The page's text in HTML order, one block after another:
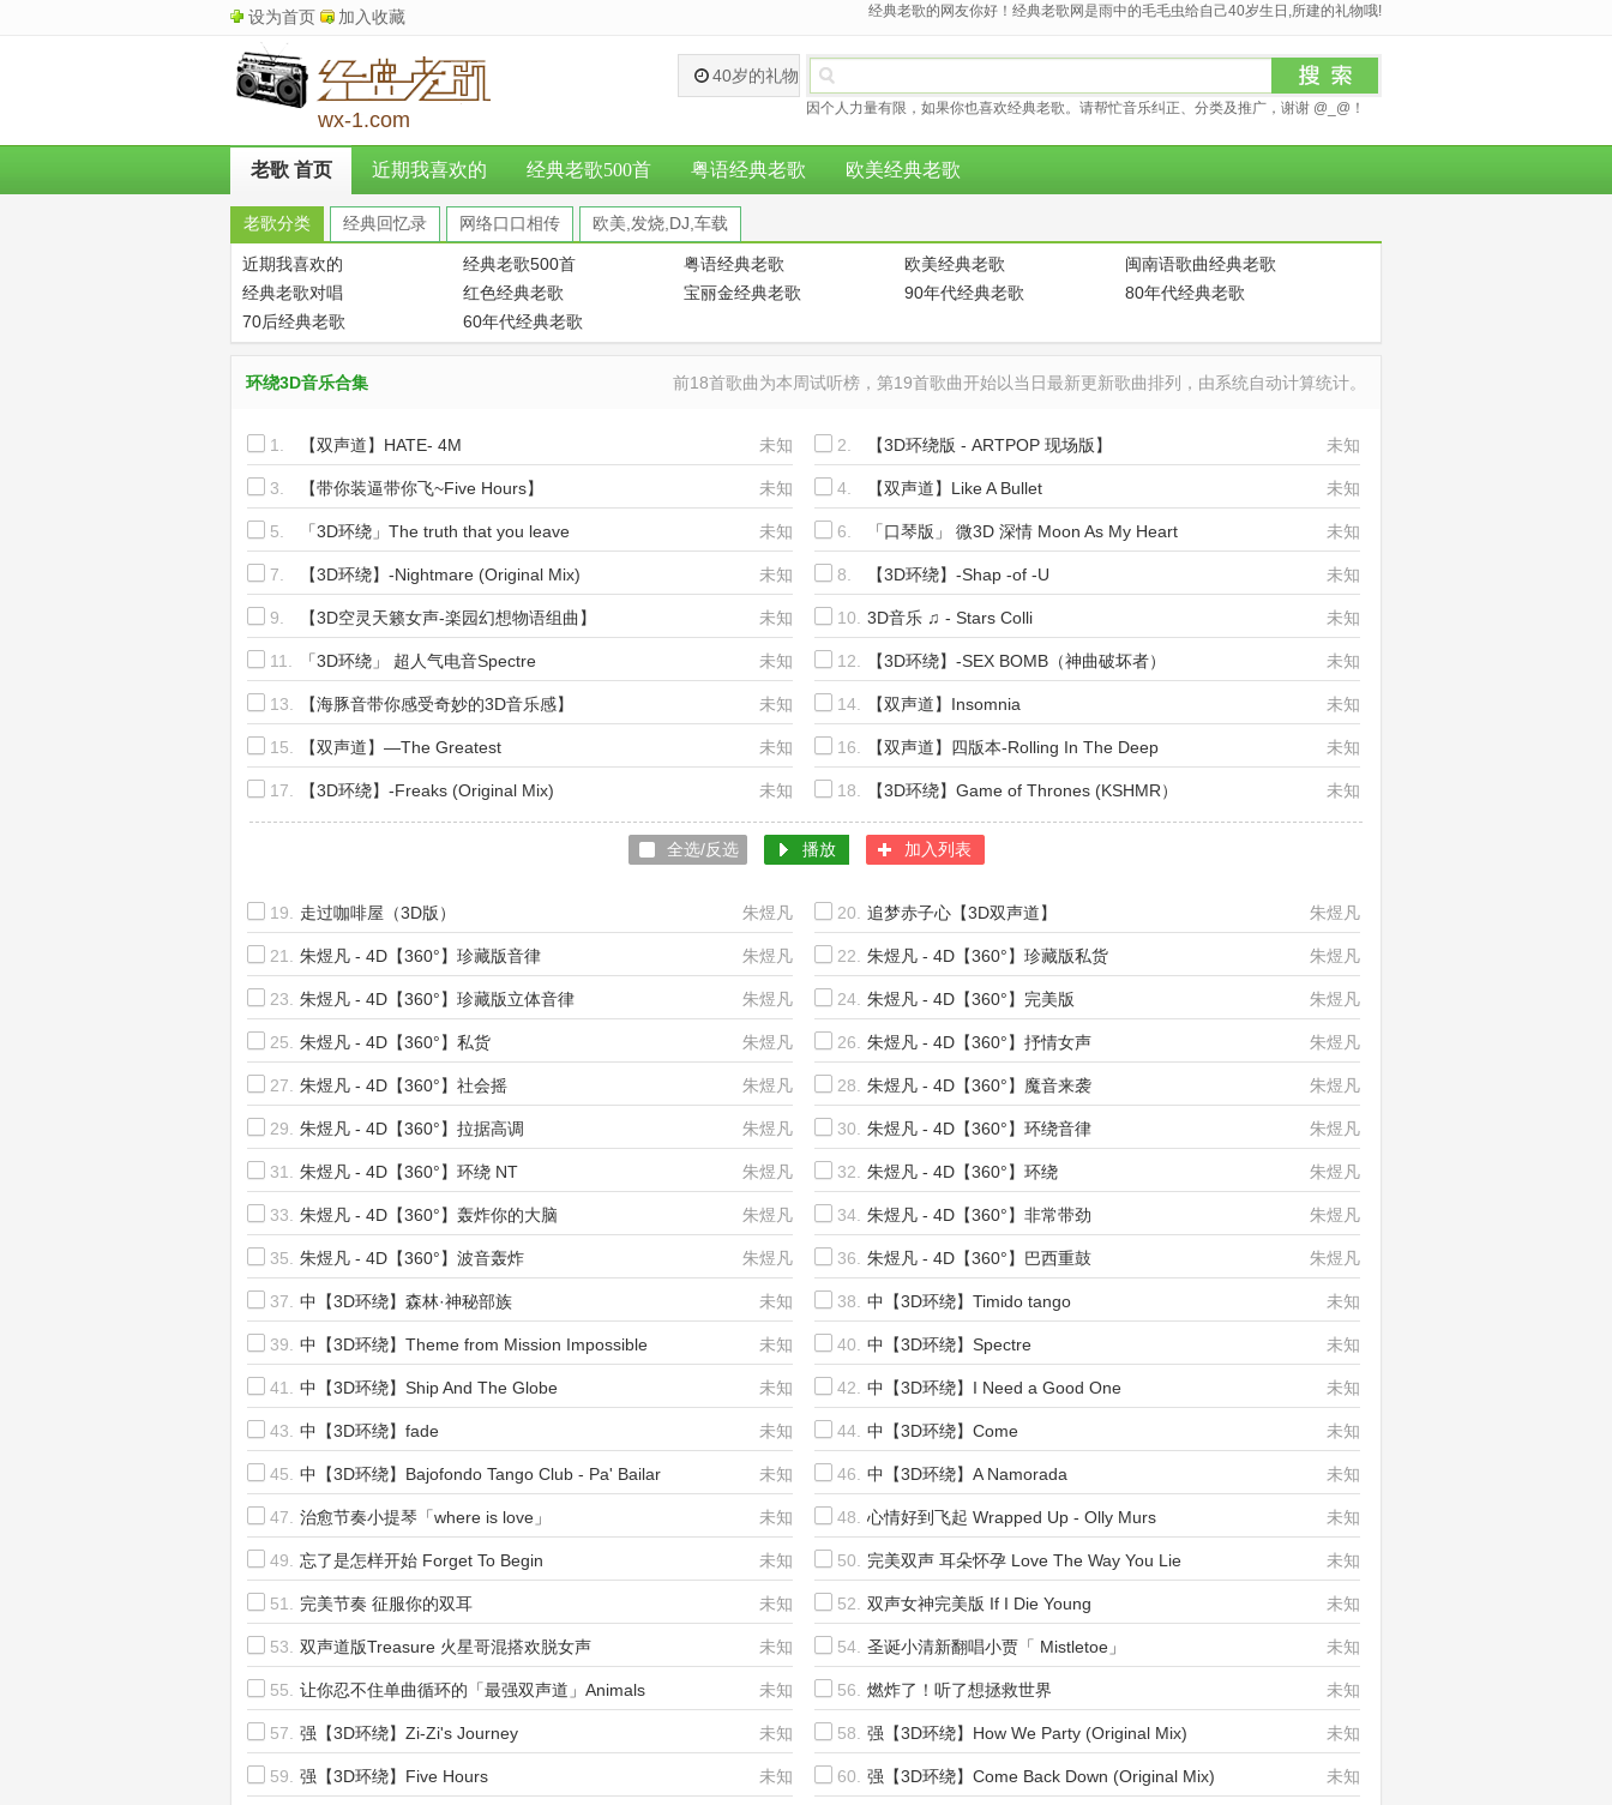
设为首页 加入收藏 经典老歌的网友你好！经典老歌网是雨中的毛毛虫给自己40岁生日,所建的礼物哦!
wx-1.com
40岁的礼物
因个人力量有限，如果你也喜欢经典老歌。请帮忙音乐纠正、分类及推广，谢谢 @_@！
老歌 首页 近期我喜欢的 经典老歌500首 粤语经典老歌 欧美经典老歌
老歌分类 经典回忆录 网络口口相传 欧美,发烧,DJ,车载
近期我喜欢的 经典老歌500首 粤语经典老歌 欧美经典老歌
闽南语歌曲经典老歌
经典老歌对唱
红色经典老歌 宝丽金经典老歌 90年代经典老歌
80年代经典老歌
70后经典老歌
60年代经典老歌
前18首歌曲为本周试听榜，第19首歌曲开始以当日最新更新歌曲排列，由系统自动计算统计。
环绕3D音乐合集
1. 【双声道】HATE- 4M 未知 2. 【3D环绕版 - ARTPOP 现场版】 未知
3. 【带你装逼带你飞~Five Hours】 未知 4. 【双声道】Like A Bullet 未知
5. 「3D环绕」The truth that you leave 未知 6. 「口琴版」 微3D 深情 Moon As My Heart 未知
7. 【3D环绕】-Nightmare (Original Mix) 未知 8. 【3D环绕】-Shap -of -U 未知
9. 【3D空灵天籁女声-楽园幻想物语组曲】 未知 10. 3D音乐 ♫ - Stars Colli 未知
11. 「3D环绕」 超人气电音Spectre 未知 12. 【3D环绕】-SEX BOMB（神曲破坏者） 未知
13. 【海豚音带你感受奇妙的3D音乐感】 未知 14. 【双声道】Insomnia 未知
15. 【双声道】—The Greatest 未知 16. 【双声道】四版本-Rolling In The Deep 未知
17. 【3D环绕】-Freaks (Original Mix) 未知 18. 【3D环绕】Game of Thrones (KSHMR） 未知
全选/反选 播放 加入列表
19. 走过咖啡屋（3D版） 朱煜凡 20. 追梦赤子心【3D双声道】 朱煜凡
21. 朱煜凡 - 4D【360°】珍藏版音律 朱煜凡 22. 朱煜凡 - 4D【360°】珍藏版私货 朱煜凡
23. 朱煜凡 - 4D【360°】珍藏版立体音律 朱煜凡 24. 朱煜凡 - 4D【360°】完美版 朱煜凡
25. 朱煜凡 - 4D【360°】私货 朱煜凡 26. 朱煜凡 - 4D【360°】抒情女声 朱煜凡
27. 朱煜凡 - 4D【360°】社会摇 朱煜凡 28. 朱煜凡 - 4D【360°】魔音来袭 朱煜凡
29. 朱煜凡 - 4D【360°】拉据高调 朱煜凡 30. 朱煜凡 - 4D【360°】环绕音律 朱煜凡
31. 朱煜凡 - 4D【360°】环绕 NT 朱煜凡 32. 朱煜凡 - 4D【360°】环绕 朱煜凡
33. 朱煜凡 - 4D【360°】轰炸你的大脑 朱煜凡 34. 朱煜凡 - 4D【360°】非常带劲 朱煜凡
35. 朱煜凡 - 4D【360°】波音轰炸 朱煜凡 36. 朱煜凡 - 4D【360°】巴西重鼓 朱煜凡
37. 中【3D环绕】森林·神秘部族 未知 38. 中【3D环绕】Timido tango 未知
39. 中【3D环绕】Theme from Mission Impossible 未知 40. 中【3D环绕】Spectre 未知
41. 中【3D环绕】Ship And The Globe 未知 42. 中【3D环绕】I Need a Good One 未知
43. 中【3D环绕】fade 未知 44. 中【3D环绕】Come 未知
45. 中【3D环绕】Bajofondo Tango Club - Pa' Bailar 未知 46. 中【3D环绕】A Namorada 未知
47. 治愈节奏小提琴「where is love」 未知 48. 心情好到飞起 Wrapped Up - Olly Murs 未知
49. 忘了是怎样开始 Forget To Begin 未知 50. 完美双声 耳朵怀孕 Love The Way You Lie 未知
51. 完美节奏 征服你的双耳 未知 52. 双声女神完美版 If I Die Young 未知
53. 双声道版Treasure 火星哥混搭欢脱女声 未知 54. 圣诞小清新翻唱小贾「 Mistletoe」 未知
55. 让你忍不住单曲循环的「最强双声道」Animals 未知 56. 燃炸了！听了想拯救世界 未知
57. 强【3D环绕】Zi-Zi's Journey 未知 58. 强【3D环绕】How We Party (Original Mix) 未知
59. 强【3D环绕】Five Hours 未知 60. 强【3D环绕】Come Back Down (Original Mix) 未知